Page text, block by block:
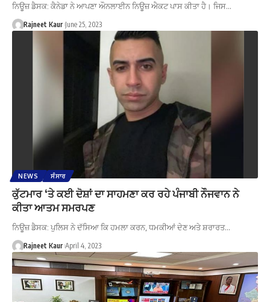
ਨਿਊਜ਼ ਡੈਸਕ: ਕੈਨੇਡਾ ਨੇ ਆਪਣਾ ਔਨਲਾਈਨ ਨਿਊਜ਼ ਐਕਟ ਪਾਸ ਕੀਤਾ ਹੈ। ਜਿਸ…
Rajneet Kaur June 25, 2023
NEWS ਸੰਸਾਰ
ਕੁੱਟਮਾਰ ‘ਤੇ ਕਈ ਦੋਸ਼ਾਂ ਦਾ ਸਾਹਮਣਾ ਕਰ ਰਹੇ ਪੰਜਾਬੀ ਨੌਜਵਾਨ ਨੇ
ਕੀਤਾ ਆਤਮ ਸਮਰਪਣ
ਨਿਊਜ਼ ਡੈਸਕ: ਪੁਲਿਸ ਨੇ ਦੱਸਿਆ ਕਿ ਹਮਲਾ ਕਰਨ, ਧਮਕੀਆਂ ਦੇਣ ਅਤੇ ਸ਼ਰਾਰਤ…
Rajneet Kaur April 4, 2023